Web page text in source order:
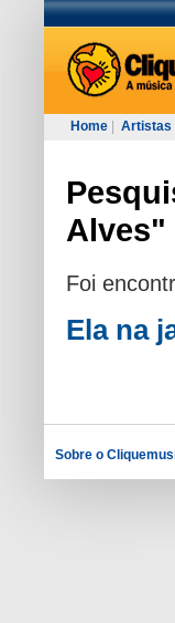
Home Artistas
Alves"
Foi
Ela na
Sobre o